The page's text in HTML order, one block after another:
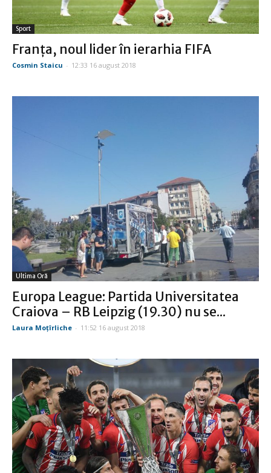
Sport
Franţa, noul lider în ierarhia FIFA
Cosmin Staicu - 12:33 16 august 2018
Ultima Oră
Europa League: Partida Universitatea
Craiova – RB Leipzig (19.30) nu se...
Laura Moţîrliche - 11:52 16 august 2018